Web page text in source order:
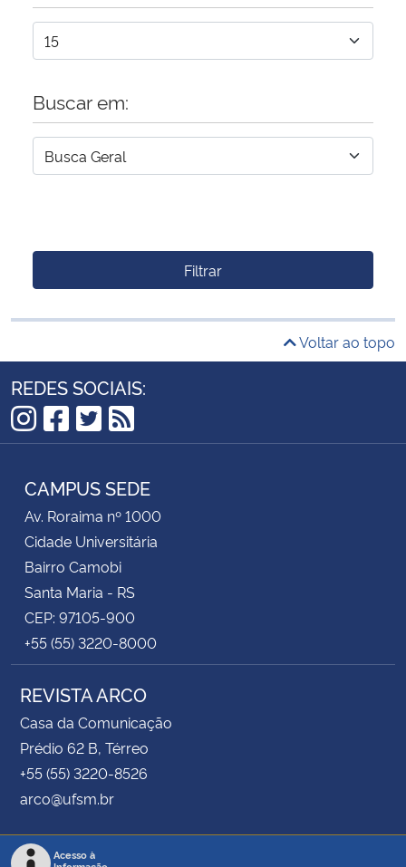
Buscar em:
Filtrar
Voltar ao topo
REDES SOCIAIS:
Instagram
Facebook
Twitter
RSS
CAMPUS SEDE
Av. Roraima nº 1000
Cidade Universitária
Bairro Camobi
Santa Maria - RS
CEP: 97105-900
+55 (55) 3220-8000
REVISTA ARCO
Casa da Comunicação
Prédio 62 B, Térreo
+55 (55) 3220-8526
arco@ufsm.br
Acesso à